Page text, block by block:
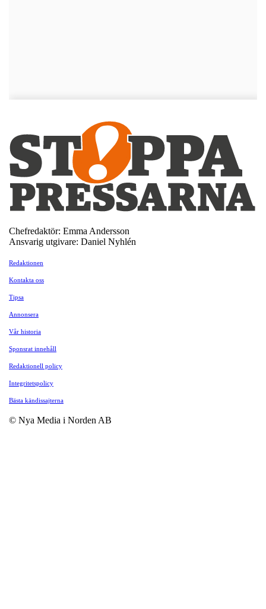
Chefredaktör: Emma Andersson
Ansvarig utgivare: Daniel Nyhlén
Redaktionen
Kontakta oss
Tipsa
Annonsera
Vår historia
Sponsrat innehåll
Redaktionell policy
Integritetspolicy
Bästa kändissajterna
© Nya Media i Norden AB